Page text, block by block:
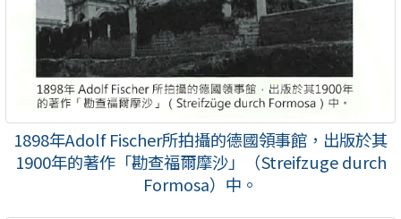
1898年Adolf Fischer所拍攝的德國領事館，出版於其
1900年的著作「勘查福爾摩沙」（Streifzuge durch
Formosa）中。